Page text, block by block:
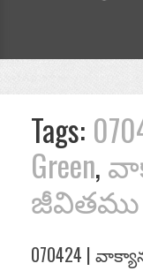
Tags:
Green,
జీవితము
070424 |